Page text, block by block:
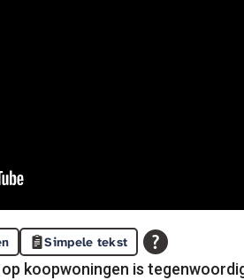
Simpele tekst
koopwoningen is